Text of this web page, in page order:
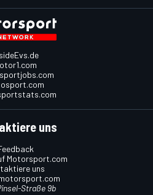
uns
Motorsport.com
uns
Straße 9b